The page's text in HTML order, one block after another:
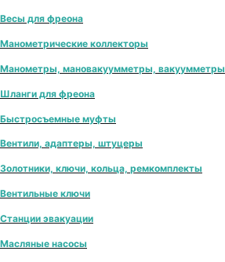
Весы для фреона
Манометрические коллекторы
Манометры, мановакуумметры, вакуумметры
Шланги для фреона
Быстросъемные муфты
Вентили, адаптеры, штуцеры
Золотники, ключи, кольца, ремкомплекты
Вентильные ключи
Станции эвакуации
Масляные насосы